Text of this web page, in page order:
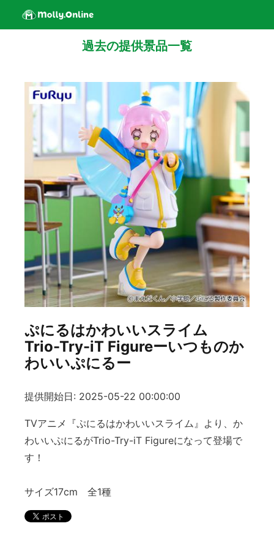
過去の提供景品一覧
ぷにるはかわいいスライム
Trio-Try-iT Figureーいつものか
わいいぷにるー
提供開始日: 2025-05-22 00:00:00
TVアニメ『ぷにるはかわいいスライム』より、か
わいいぷにるがTrio-Try-iT Figureになって登場で
す！
サイズ17cm 全1種